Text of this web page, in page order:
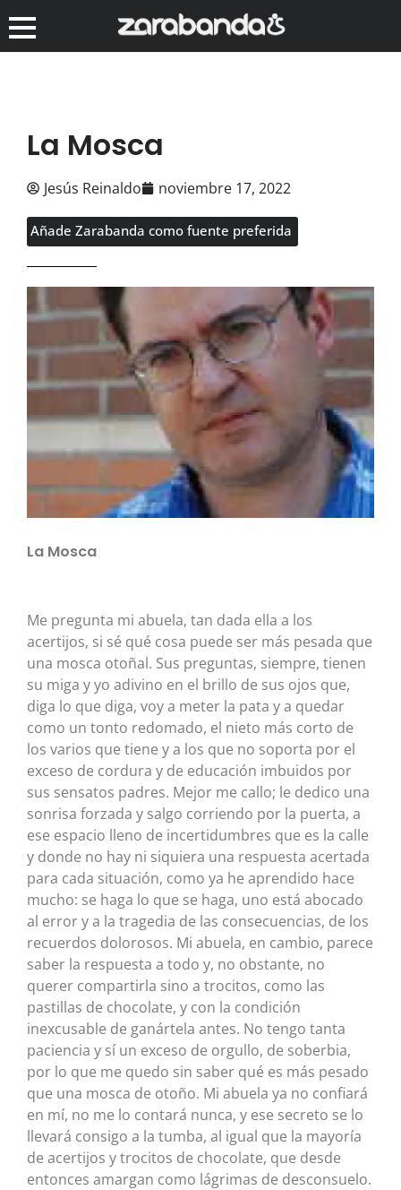
La Mosca
Jesús Reinaldo noviembre 17, 2022
Añade Zarabanda como fuente preferida
La Mosca
Me pregunta mi abuela, tan dada ella a los
acertijos, si sé qué cosa puede ser más pesada que
una mosca otoñal. Sus preguntas, siempre, tienen
su miga y yo adivino en el brillo de sus ojos que,
diga lo que diga, voy a meter la pata y a quedar
como un tonto redomado, el nieto más corto de
los varios que tiene y a los que no soporta por el
exceso de cordura y de educación imbuidos por
sus sensatos padres. Mejor me callo; le dedico una
sonrisa forzada y salgo corriendo por la puerta, a
ese espacio lleno de incertidumbres que es la calle
y donde no hay ni siquiera una respuesta acertada
para cada situación, como ya he aprendido hace
mucho: se haga lo que se haga, uno está abocado
al error y a la tragedia de las consecuencias, de los
recuerdos dolorosos. Mi abuela, en cambio, parece
saber la respuesta a todo y, no obstante, no
querer compartirla sino a trocitos, como las
pastillas de chocolate, y con la condición
inexcusable de ganártela antes. No tengo tanta
paciencia y sí un exceso de orgullo, de soberbia,
por lo que me quedo sin saber qué es más pesado
que una mosca de otoño. Mi abuela ya no confiará
en mí, no me lo contará nunca, y ese secreto se lo
llevará consigo a la tumba, al igual que la mayoría
de acertijos y trocitos de chocolate, que desde
entonces amargan como lágrimas de desconsuelo.